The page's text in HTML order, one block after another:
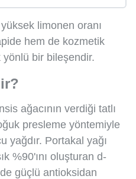
limonen oranı
hem de kozmetik
yönlü bir bileşendir.
ağacının verdiği tatlı
presleme yöntemiyle
yağdır. Portakal yağı
%90'ını oluşturan d-
güçlü antioksidan